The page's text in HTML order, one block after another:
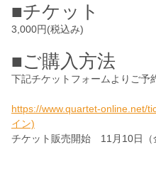
■チケット
3,000円(税込み)
■ご購入方法
下記チケットフォームよりご予
https://www.quartet-online.net/
イン)
チケット販売開始 11月10日（